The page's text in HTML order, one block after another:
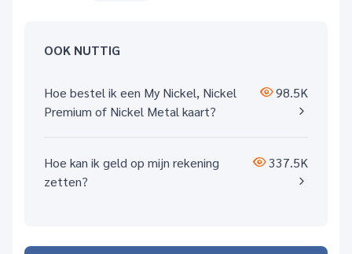
OOK NUTTIG
Hoe bestel ik een My Nickel, Nickel
Premium of Nickel Metal kaart?
98.5K
Hoe kan ik geld op mijn rekening
zetten?
337.5K